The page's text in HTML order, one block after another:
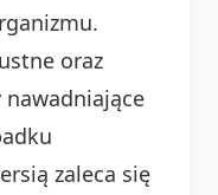
oraz
zaleca się